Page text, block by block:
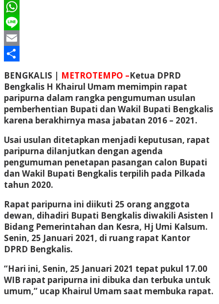
LinkedIn
WhatsApp
Line
Email
BENGKALIS | METROTEMPO –Ketua DPRD
Bengkalis H Khairul Umam memimpin rapat
paripurna dalam rangka pengumuman usulan
pemberhentian Bupati dan Wakil Bupati Bengkalis
karena berakhirnya masa jabatan 2016 – 2021.
Usai usulan ditetapkan menjadi keputusan, rapat
paripurna dilanjutkan dengan agenda
pengumuman penetapan pasangan calon Bupati
dan Wakil Bupati Bengkalis terpilih pada Pilkada
tahun 2020.
Rapat paripurna ini diikuti 25 orang anggota
dewan, dihadiri Bupati Bengkalis diwakili Asisten I
Bidang Pemerintahan dan Kesra, Hj Umi Kalsum.
Senin, 25 Januari 2021, di ruang rapat Kantor
DPRD Bengkalis.
“Hari ini, Senin, 25 Januari 2021 tepat pukul 17.00
WIB rapat paripurna ini dibuka dan terbuka untuk
umum,” ucap Khairul Umam saat membuka rapat.